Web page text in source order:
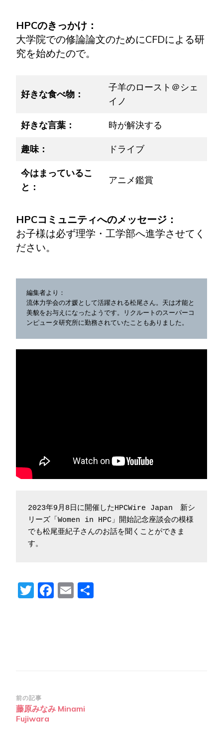
HPCのきっかけ：
大学院での修論論文のためにCFDによる研
究を始めたので。
好きな食べ物：
子羊のロースト＠シェ
イノ
好きな言葉： 時が解決する
趣味： ドライブ
今はまっているこ
と：
アニメ鑑賞
HPCコミュニティへのメッセージ：
お子様は必ず理学・工学部へ進学させてく
ださい。
編集者より：
流体力学会の才媛として活躍される松尾さん。天は才能と
美貌をお与えになったようです。リクルートのスーパーコ
ンピュータ研究所に勤務されていたこともありました。
2023年9月8日に開催したHPCWire Japan　新シ
リーズ「Women in HPC」開始記念座談会の模様
でも松尾亜紀子さんのお話を聞くことができま
す。
Twitter
Facebook
Email
投
稿
前の記事
藤原みなみ Minami
Fujiwara